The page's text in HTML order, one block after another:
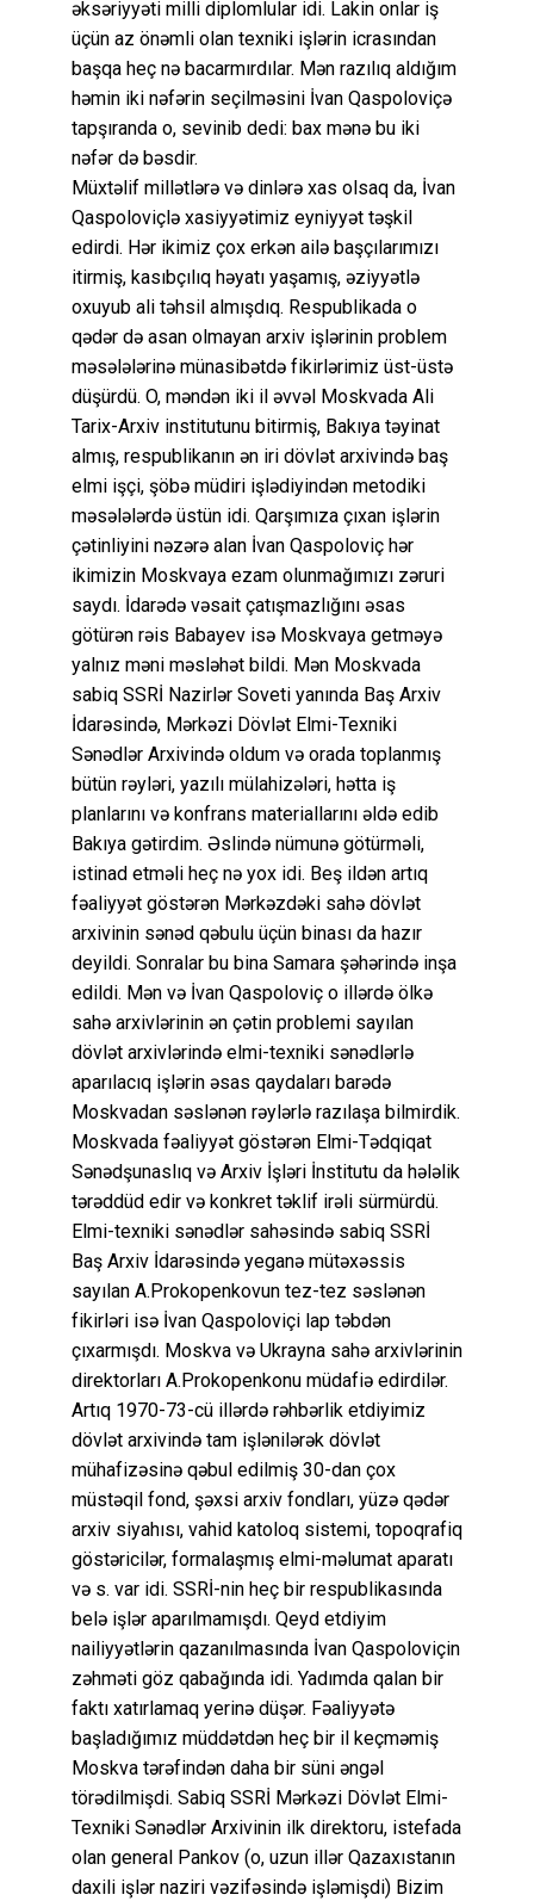
əksəriyyəti milli diplomlular idi. Lakin onlar iş
üçün az önəmli olan texniki işlərin icrasından
başqa heç nə bacarmırdılar. Mən razılıq aldığım
həmin iki nəfərin seçilməsini İvan Qaspoloviçə
tapşıranda o, sevinib dedi: bax mənə bu iki
nəfər də bəsdir.
Müxtəlif millətlərə və dinlərə xas olsaq da, İvan
Qaspoloviçlə xasiyyətimiz eyniyyət təşkil
edirdi. Hər ikimiz çox erkən ailə başçılarımızı
itirmiş, kasıbçılıq həyatı yaşamış, əziyyətlə
oxuyub ali təhsil almışdıq. Respublikada o
qədər də asan olmayan arxiv işlərinin problem
məsələlərinə münasibətdə fikirlərimiz üst-üstə
düşürdü. O, məndən iki il əvvəl Moskvada Ali
Tarix-Arxiv institutunu bitirmiş, Bakıya təyinat
almış, respublikanın ən iri dövlət arxivində baş
elmi işçi, şöbə müdiri işlədiyindən metodiki
məsələlərdə üstün idi. Qarşımıza çıxan işlərin
çətinliyini nəzərə alan İvan Qaspoloviç hər
ikimizin Moskvaya ezam olunmağımızı zəruri
saydı. İdarədə vəsait çatışmazlığını əsas
götürən rəis Babayev isə Moskvaya getməyə
yalnız məni məsləhət bildi. Mən Moskvada
sabiq SSRİ Nazirlər Soveti yanında Baş Arxiv
İdarəsində, Mərkəzi Dövlət Elmi-Texniki
Sənədlər Arxivində oldum və orada toplanmış
bütün rəyləri, yazılı mülahizələri, hətta iş
planlarını və konfrans materiallarını əldə edib
Bakıya gətirdim. Əslində nümunə götürməli,
istinad etməli heç nə yox idi. Beş ildən artıq
fəaliyyət göstərən Mərkəzdəki sahə dövlət
arxivinin sənəd qəbulu üçün binası da hazır
deyildi. Sonralar bu bina Samara şəhərində inşa
edildi. Mən və İvan Qaspoloviç o illərdə ölkə
sahə arxivlərinin ən çətin problemi sayılan
dövlət arxivlərində elmi-texniki sənədlərlə
aparılacıq işlərin əsas qaydaları barədə
Moskvadan səslənən rəylərlə razılaşa bilmirdik.
Moskvada fəaliyyət göstərən Elmi-Tədqiqat
Sənədşunaslıq və Arxiv İşləri İnstitutu da hələlik
tərəddüd edir və konkret təklif irəli sürmürdü.
Elmi-texniki sənədlər sahəsində sabiq SSRİ
Baş Arxiv İdarəsində yeganə mütəxəssis
sayılan A.Prokopenkovun tez-tez səslənən
fikirləri isə İvan Qaspoloviçi lap təbdən
çıxarmışdı. Moskva və Ukrayna sahə arxivlərinin
direktorları A.Prokopenkonu müdafiə edirdilər.
Artıq 1970-73-cü illərdə rəhbərlik etdiyimiz
dövlət arxivində tam işlənilərək dövlət
mühafizəsinə qəbul edilmiş 30-dan çox
müstəqil fond, şəxsi arxiv fondları, yüzə qədər
arxiv siyahısı, vahid katoloq sistemi, topoqrafiq
göstəricilər, formalaşmış elmi-məlumat aparatı
və s. var idi. SSRİ-nin heç bir respublikasında
belə işlər aparılmamışdı. Qeyd etdiyim
nailiyyətlərin qazanılmasında İvan Qaspoloviçin
zəhməti göz qabağında idi. Yadımda qalan bir
faktı xatırlamaq yerinə düşər. Fəaliyyətə
başladığımız müddətdən heç bir il keçməmiş
Moskva tərəfindən daha bir süni əngəl
törədilmişdi. Sabiq SSRİ Mərkəzi Dövlət Elmi-
Texniki Sənədlər Arxivinin ilk direktoru, istefada
olan general Pankov (o, uzun illər Qazaxıstanın
daxili işlər naziri vəzifəsində işləmişdi) Bizim